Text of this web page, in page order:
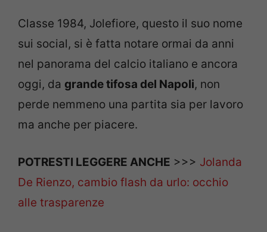
Classe 1984, Jolefiore, questo il suo nome
sui social, si è fatta notare ormai da anni
nel panorama del calcio italiano e ancora
oggi, da grande tifosa del Napoli, non
perde nemmeno una partita sia per lavoro
ma anche per piacere.
POTRESTI LEGGERE ANCHE >>> Jolanda
De Rienzo, cambio flash da urlo: occhio
alle trasparenze